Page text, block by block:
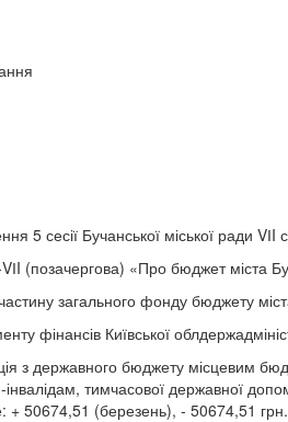
5 сесії Бучанської міської ради VІI
(позачергова) «Про бюджет міста
загального фонду бюджету
фінансів Київської
з державного бюджету місцевим
інвалідам, тимчасової державної
+ 50674,51 (березень), - 50674,51